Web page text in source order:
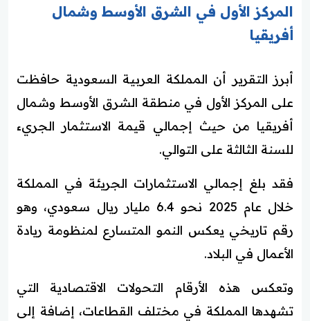
المركز الأول في الشرق الأوسط وشمال
أفريقيا
أبرز التقرير أن المملكة العربية السعودية حافظت
على المركز الأول في منطقة الشرق الأوسط وشمال
أفريقيا من حيث إجمالي قيمة الاستثمار الجريء
للسنة الثالثة على التوالي.
فقد بلغ إجمالي الاستثمارات الجريئة في المملكة
خلال عام 2025 نحو 6.4 مليار ريال سعودي، وهو
رقم تاريخي يعكس النمو المتسارع لمنظومة ريادة
الأعمال في البلاد.
وتعكس هذه الأرقام التحولات الاقتصادية التي
تشهدها المملكة في مختلف القطاعات، إضافة إلى